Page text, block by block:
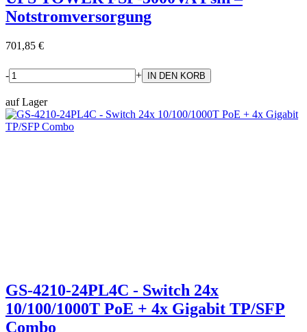
Notstromversorgung
701,85 €
- +
auf Lager
GS-4210-24PL4C - Switch 24x
10/100/1000T PoE + 4x Gigabit TP/SFP
Combo